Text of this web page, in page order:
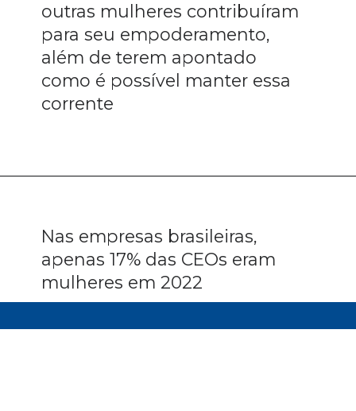
outras mulheres contribuíram
para seu empoderamento,
além de terem apontado
como é possível manter essa
corrente
Nas empresas brasileiras,
apenas 17% das CEOs eram
mulheres em 2022